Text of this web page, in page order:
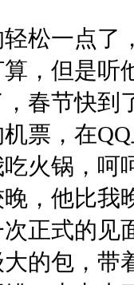
松一点了
，但是听
春节快到
票，在
火锅，呵
，他比我
正式的见
的包，带